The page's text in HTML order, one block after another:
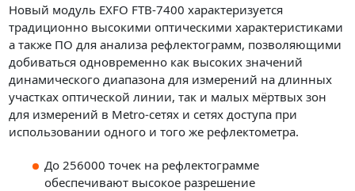
Новый модуль EXFO FTB-7400 характеризуется
традиционно высокими оптическими характеристиками
а также ПО для анализа рефлектограмм, позволяющими
добиваться одновременно как высоких значений
динамического диапазона для измерений на длинных
участках оптической линии, так и малых мёртвых зон
для измерений в Metro-сетях и сетях доступа при
использовании одного и того же рефлектометра.
До 256000 точек на рефлектограмме
обеспечивают высокое разрешение